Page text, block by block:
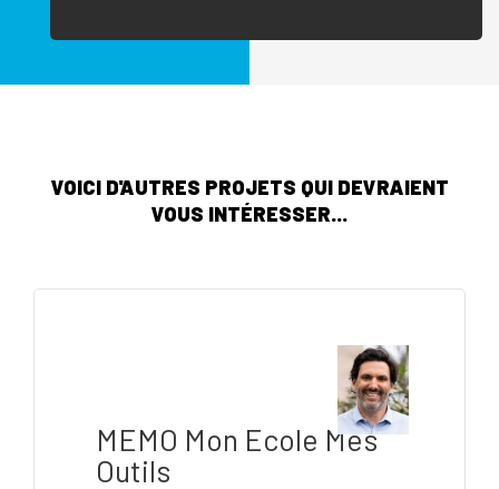
VOICI D'AUTRES PROJETS QUI DEVRAIENT
VOUS INTÉRESSER...
MEMO Mon Ecole Mes
Outils